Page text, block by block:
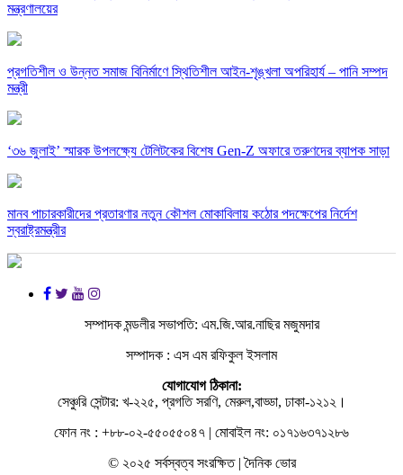
মন্ত্রণালয়ের
‎প্রগতিশীল ও উন্নত সমাজ বিনির্মাণে স্থিতিশীল আইন-শৃঙ্খলা অপরিহার্য – পানি সম্পদ
মন্ত্রী
‘৩৬ জুলাই’ স্মারক উপলক্ষ্যে টেলিটকের বিশেষ Gen-Z অফারে তরুণদের ব্যাপক সাড়া
মানব পাচারকারীদের প্রতারণার নতুন কৌশল মোকাবিলায় কঠোর পদক্ষেপের নির্দেশ
স্বরাষ্ট্রমন্ত্রীর
সম্পাদক মন্ডলীর সভাপতি: এম.জি.আর.নাছির মজুমদার
সম্পাদক : এস এম রফিকুল ইসলাম
যোগাযোগ ঠিকানা:
সেঞ্চুরি সেন্টার: খ-২২৫, প্রগতি সরণি, মেরুল,বাড্ডা, ঢাকা-১২১২।
ফোন নং : +৮৮-০২-৫৫০৫৫০৪৭ | মোবাইল নং: ০১৭১৬৩৭১২৮৬
© ২০২৫ সর্বস্বত্ব সংরক্ষিত | দৈনিক ভোর